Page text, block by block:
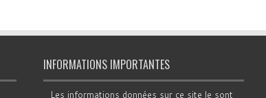
INFORMATIONS IMPORTANTES
Les informations données sur ce site le sont